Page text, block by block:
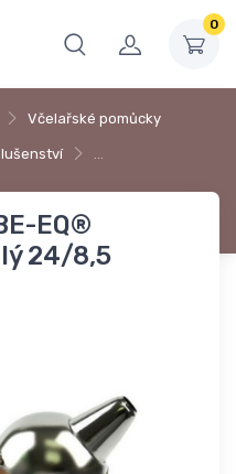
0
Včelařské pomůcky
…
EQ®
24/8,5